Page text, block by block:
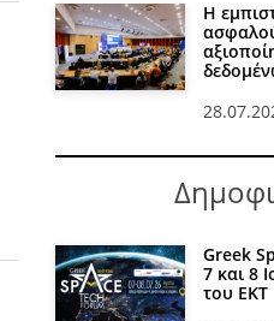
Η
Greek
7 και 8
του ΕΚΤ